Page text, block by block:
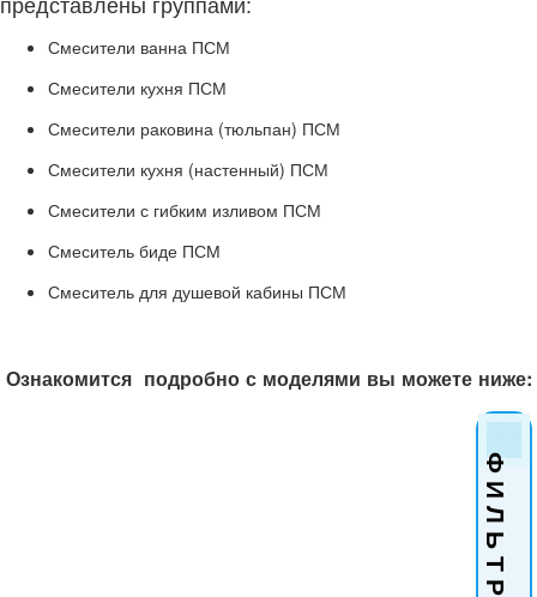
Смесители ванна ПСМ
Смесители кухня ПСМ
Смесители раковина (тюльпан) ПСМ
Смесители кухня (настенный) ПСМ
Смесители с гибким изливом ПСМ
Смеситель биде ПСМ
Смеситель для душевой кабины ПСМ
Ознакомится подробно с моделями вы можете ниже:
Ф И Л Ь Т Р